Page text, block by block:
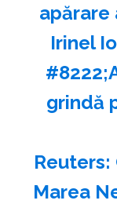
apărare
Irinel
grindă
Marea